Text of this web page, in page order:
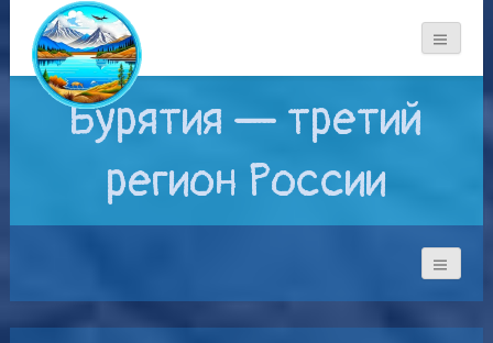
Бурятия — третий
регион России